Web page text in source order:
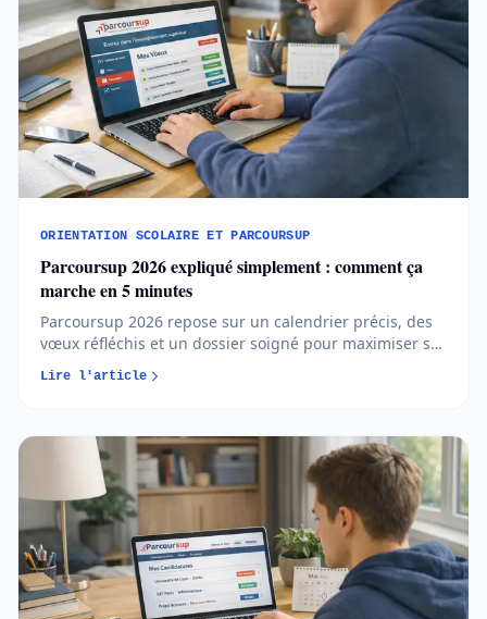
ORIENTATION SCOLAIRE ET PARCOURSUP
Parcoursup 2026 expliqué simplement : comment ça
marche en 5 minutes
Parcoursup 2026 repose sur un calendrier précis, des
vœux réfléchis et un dossier soigné pour maximiser ses
anticiper chaque étape permet d’aborder l’orientation
Lire l'article